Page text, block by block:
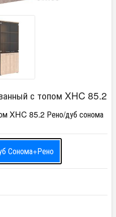
с топом XHC 85.2
XHC 85.2 Рено/дуб сонома
Сонома+Рено